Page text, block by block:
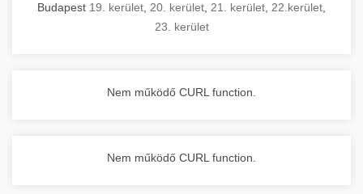
Budapest 19. kerület 20. kerület 21. kerület 22.kerület
23. kerület
Nem működő CURL function.
Nem működő CURL function.